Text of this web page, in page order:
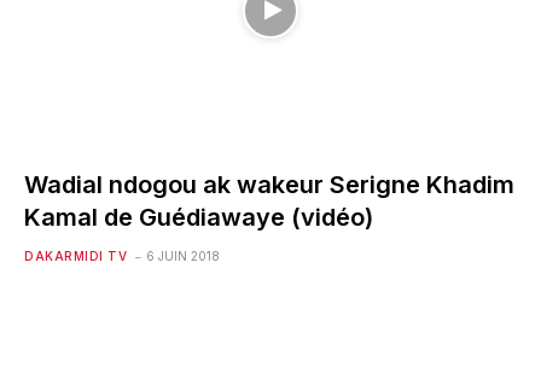
Wadial ndogou ak wakeur Serigne Khadim
Kamal de Guédiawaye (vidéo)
DAKARMIDI TV 6 JUIN 2018